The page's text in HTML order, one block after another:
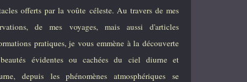
offerts par la voûte céleste. Au travers de mes
de mes voyages, mais aussi d'articles
pratiques, je vous emmène à la découverte
évidentes ou cachées du ciel diurne et
depuis les phénomènes atmosphériques se